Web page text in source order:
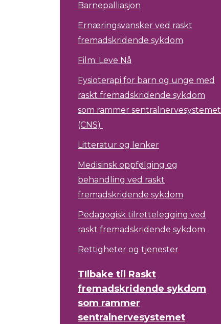
Barnepalliasjon
Ernæringsvansker ved raskt
fremadskridende sykdom
Film: Leve Nå
Fysioterapi for barn og unge med
raskt fremadskridende sykdom
som rammer sentralnervesystemet
(CNS)
Litteratur og lenker
Medisinsk oppfølging og
behandling ved raskt
fremadskridende sykdom
Pedagogisk tilrettelegging ved
raskt fremadskridende sykdom
Rettigheter og tjenester
TIlbake til Raskt
fremadskridende sykdom
som rammer
sentralnervesystemet